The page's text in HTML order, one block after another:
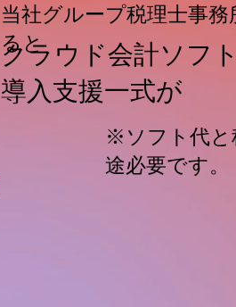
当社グループ税理士事務
ると
クラウド会計ソフ
導入支援一式が
​※ソフト代と
途必要です。
当社グループ税理士事務
ると
​※ソフト代と
途必要です。